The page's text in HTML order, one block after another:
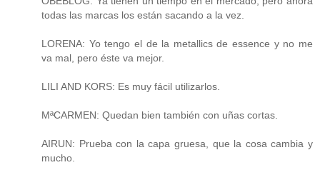
todas las marcas los están sacando a la vez.
LORENA: Yo tengo el de la metallics de essence y no me
va mal, pero éste va mejor.
LILI AND KORS: Es muy fácil utilizarlos.
MªCARMEN: Quedan bien también con uñas cortas.
AIRUN: Prueba con la capa gruesa, que la cosa cambia y
mucho.